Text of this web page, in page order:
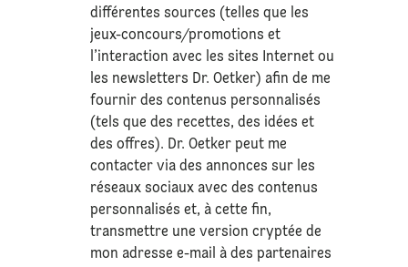
différentes sources (telles que les
jeux-concours/promotions et
l’interaction avec les sites Internet ou
les newsletters Dr. Oetker) afin de me
fournir des contenus personnalisés
(tels que des recettes, des idées et
des offres). Dr. Oetker peut me
contacter via des annonces sur les
réseaux sociaux avec des contenus
personnalisés et, à cette fin,
transmettre une version cryptée de
mon adresse e-mail à des partenaires